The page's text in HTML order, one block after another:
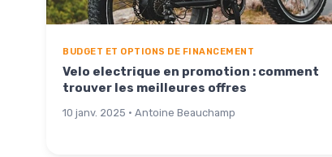
BUDGET ET OPTIONS DE FINANCEMENT
Velo electrique en promotion : comment
trouver les meilleures offres
10 janv. 2025 · Antoine Beauchamp